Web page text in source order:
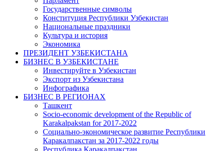
Государственные символы
Конституция Республики Узбекистан
Национальные праздники
Культура и история
Экономика
ПРЕЗИДЕНТ УЗБЕКИСТАНА
БИЗНЕС В УЗБЕКИСТАНЕ
Инвестируйте в Узбекистан
Экспорт из Узбекистана
Инфографика
БИЗНЕС В РЕГИОНАХ
Ташкент
Socio-economic development of the Republic of
Karakalpakstan for 2017-2022
Социально-экономическое развитие Республики
Каракалпакстан за 2017-2022 годы
Республика Каракалпакстан